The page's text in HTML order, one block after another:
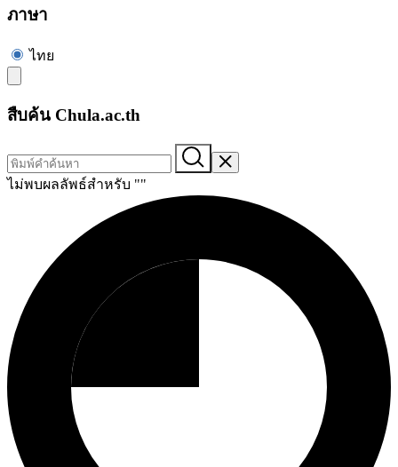
ภาษา
ไทย
สืบค้น Chula.ac.th
ไม่พบผลลัพธ์สำหรับ ""